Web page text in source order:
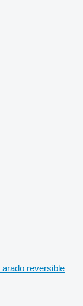
reversible